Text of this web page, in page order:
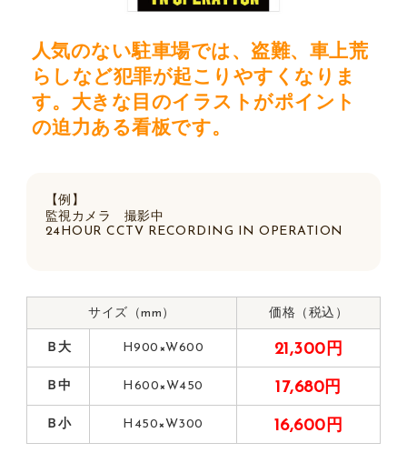
人気のない駐車場では、盗難、車上荒
らしなど犯罪が起こりやすくなりま
す。大きな目のイラストがポイント
の迫力ある看板です。
【例】
監視カメラ 撮影中
24HOUR CCTV RECORDING IN OPERATION
サイズ（mm） 価格（税込）
Ｂ大 H900×W600 21,300円
Ｂ中 H600×W450 17,680円
Ｂ小 H450×W300 16,600円